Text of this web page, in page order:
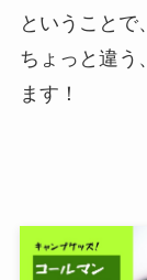
ということで
ちょっと違う
ます！